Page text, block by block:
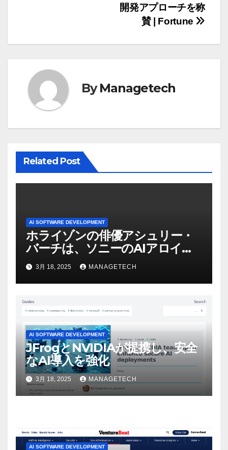
ー
シ
ョ
ン
開発アプローチを称
賛 | Fortune
ByManagetech
Related Post
AI SOFTWARE DEVELOPMENT
ホライゾンの俳優アシュリー・
バーチは、ソニーのAIアロイの
ビデオを見て「ゲームパフォー
マンスという芸術形式に不安を
感じた」と語る – IGN
3月 18, 2025 MANAGETECH
AI SOFTWARE DEVELOPMENT
JFrogとNVIDIAが提携し、安全
なAI導入を強化
3月 18, 2025 MANAGETECH
AI SOFTWARE DEVELOPMENT